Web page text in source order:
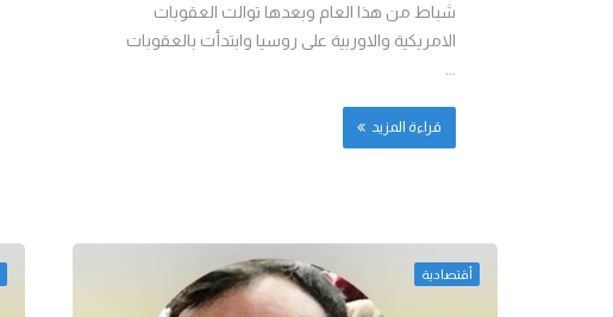
شباط من هذا العام وبعدها توالت العقوبات
الامريكية والاوربية على روسيا وابتدأت بالعقوبات
قراءة المزيد
أقتصادية